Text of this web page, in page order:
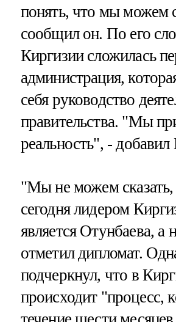
понять, что мы можем
сообщил он. По его
Киргизии сложилась
администрация,
себя руководство
правительства. "Мы
реальность", -
"Мы не можем сказать,
сегодня лидером
является Отунбаева, а
отметил дипломат.
подчеркнул, что в
происходит "процесс,